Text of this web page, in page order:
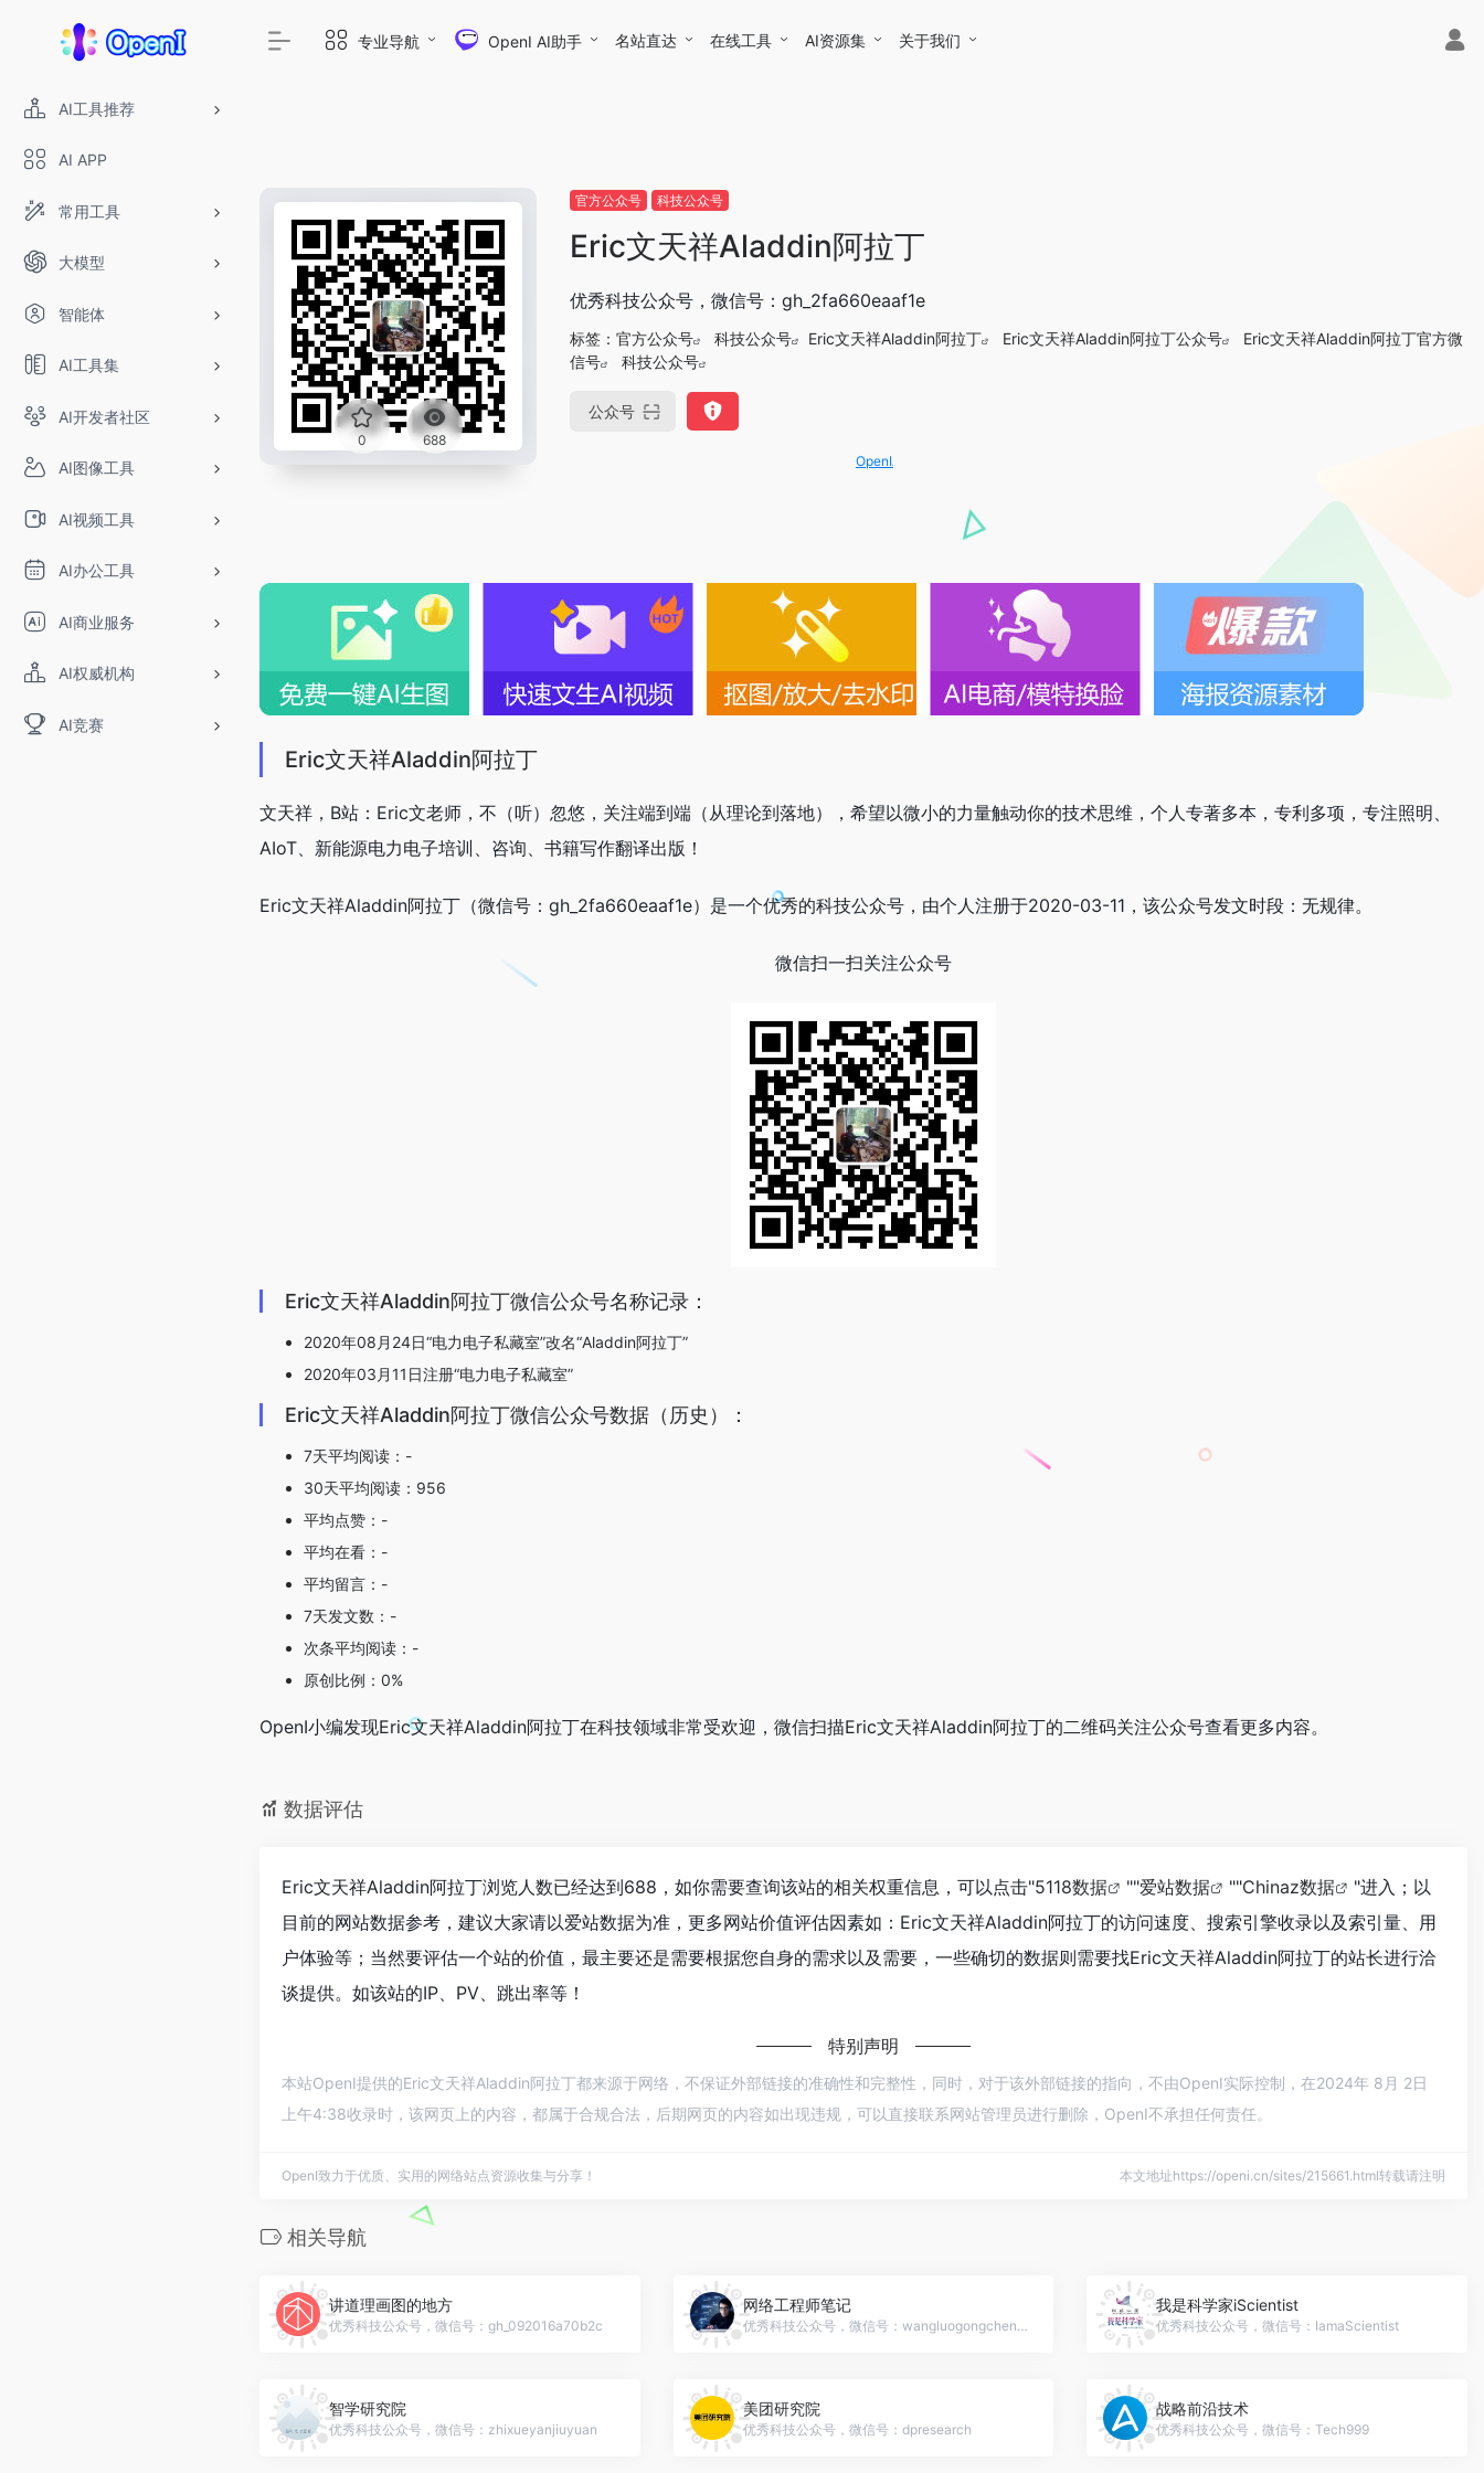
AI工具推荐
AI APP
常用工具
大模型
智能体
AI工具集
AI开发者社区
AI图像工具
AI视频工具
AI办公工具
AI商业服务
AI权威机构
AI竞赛
专业导航 OpenI AI助手 名站直达 在线工具 AI资源集 关于我们
0 688
官方公众号 科技公众号
Eric文天祥Aladdin阿拉丁
优秀科技公众号，微信号：gh_2fa660eaaf1e
标签： 官方公众号 科技公众号 Eric文天祥Aladdin阿拉丁 Eric文天祥Aladdin阿拉丁公众号
Eric文天祥Aladdin阿拉丁官方微
信号
科技公众号
公众号
OpenIAPI，一站式大模型API聚合平台
Eric文天祥Aladdin阿拉丁
文天祥，B站：Eric文老师，不（听）忽悠，关注端到端（从理论到落地），希望以微小的力量触动你的技术思维，个人专著多本，专利多项，专注照明、
AIoT、新能源电力电子培训、咨询、书籍写作翻译出版！
Eric文天祥Aladdin阿拉丁（微信号：gh_2fa660eaaf1e）是一个优秀的科技公众号，由个人注册于2020-03-11，该公众号发文时段：无规律。
微信扫一扫关注公众号
Eric文天祥Aladdin阿拉丁微信公众号名称记录：
2020年08月24日“电力电子私藏室”改名“Aladdin阿拉丁”
2020年03月11日注册“电力电子私藏室”
Eric文天祥Aladdin阿拉丁微信公众号数据（历史）：
7天平均阅读：-
30天平均阅读：956
平均点赞：-
平均在看：-
平均留言：-
7天发文数：-
次条平均阅读：-
原创比例：0%
OpenI小编发现Eric文天祥Aladdin阿拉丁在科技领域非常受欢迎，微信扫描Eric文天祥Aladdin阿拉丁的二维码关注公众号查看更多内容。
数据评估
Eric文天祥Aladdin阿拉丁浏览人数已经达到688，如你需要查询该站的相关权重信息，可以点击"5118数据 ""爱站数据 ""Chinaz数据
"进入；以
目前的网站数据参考，建议大家请以爱站数据为准，更多网站价值评估因素如：Eric文天祥Aladdin阿拉丁的访问速度、搜索引擎收录以及索引量、用
户体验等；当然要评估一个站的价值，最主要还是需要根据您自身的需求以及需要，一些确切的数据则需要找Eric文天祥Aladdin阿拉丁的站长进行洽
谈提供。如该站的IP、PV、跳出率等！
特别声明
本站OpenI提供的Eric文天祥Aladdin阿拉丁都来源于网络，不保证外部链接的准确性和完整性，同时，对于该外部链接的指向，不由OpenI实际控制，在2024年 8月 2日
上午4:38收录时，该网页上的内容，都属于合规合法，后期网页的内容如出现违规，可以直接联系网站管理员进行删除，OpenI不承担任何责任。
OpenI致力于优质、实用的网络站点资源收集与分享！ 本文地址https://openi.cn/sites/215661.html转载请注明
相关导航
讲道理画图的地方
优秀科技公众号，微信号：gh_092016a70b2c
网络工程师笔记
优秀科技公众号，微信号：wangluogongchengshi-
我是科学家iScientist
优秀科技公众号，微信号：IamaScientist
智学研究院
优秀科技公众号，微信号：zhixueyanjiuyuan
美团研究院
优秀科技公众号，微信号：dpresearch
战略前沿技术
优秀科技公众号，微信号：Tech999